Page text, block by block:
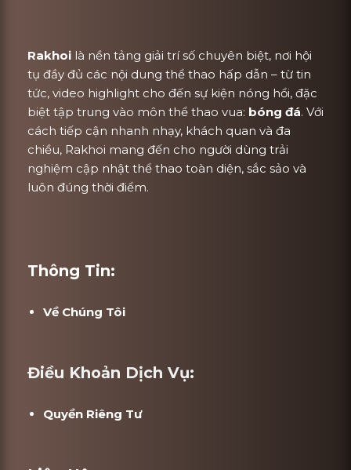
Rakhoi là nền tảng giải trí số chuyên biệt, nơi hội
tụ đầy đủ các nội dung thể thao hấp dẫn – từ tin
tức, video highlight cho đến sự kiện nóng hổi, đặc
biệt tập trung vào môn thể thao vua: bóng đá. Với
cách tiếp cận nhanh nhạy, khách quan và đa
chiều, Rakhoi mang đến cho người dùng trải
nghiệm cập nhật thể thao toàn diện, sắc sảo và
luôn đúng thời điểm.
Thông Tin:
Về Chúng Tôi
Điều Khoản Dịch Vụ:
Quyền Riêng Tư